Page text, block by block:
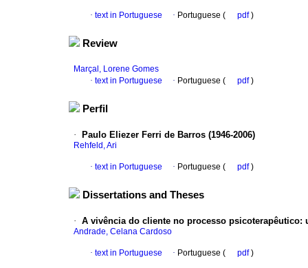
· text in Portuguese · Portuguese ( pdf)
Review
Marçal, Lorene Gomes
· text in Portuguese · Portuguese ( pdf)
Perfil
· Paulo Eliezer Ferri de Barros (1946-2006)
Rehfeld, Ari
· text in Portuguese · Portuguese ( pdf)
Dissertations and Theses
· A vivência do cliente no processo psicoterapêutico:
Andrade, Celana Cardoso
· text in Portuguese · Portuguese ( pdf)